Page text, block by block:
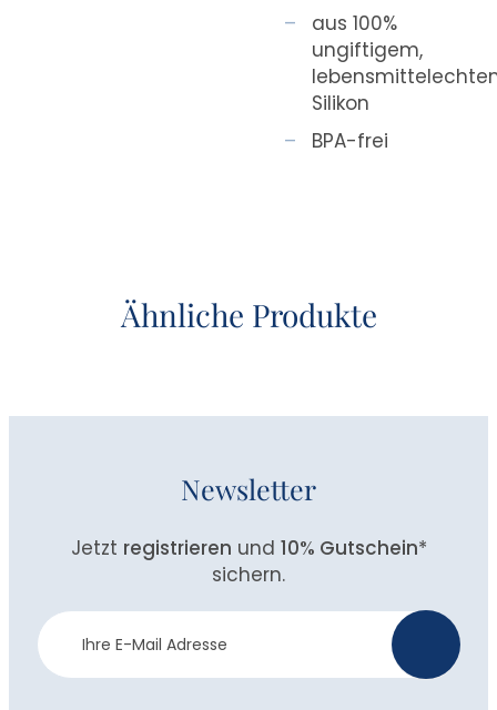
aus 100%
ungiftigem,
Silikon
BPA-frei
Ähnliche Produkte
Newsletter
Jetzt registrieren und 10% Gutschein*
sichern.
Newsletter
Anmeldung